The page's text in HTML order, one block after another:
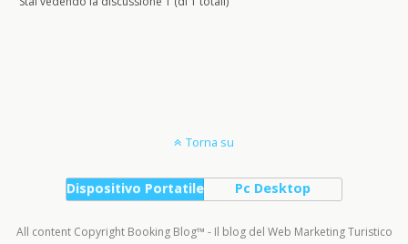
Torna su
Dispositivo Portatile Pc Desktop
All content Copyright Booking Blog™ - Il blog del Web Marketing Turistico